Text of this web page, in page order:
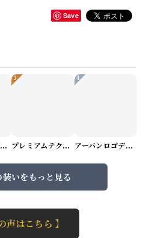
Save
グラフィックカーゴショートパンツ M1029
3
プレミアムテクスチャーニット（4color） M0971
4
アーバンロゴデザインTシャツ（3color） M0984
装いをもっと見る
声はこちら 】